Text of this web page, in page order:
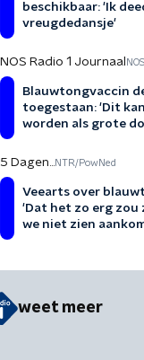
beschikbaar: 'Ik
vreugdedansje'
NOS Radio 1 Journaal NOS
Blauwtongvaccin
toegestaan: 'Dit
worden als grote
5 Dagen...NTR/PowNed
Veearts over
'Dat het zo erg zou
we niet zien
weet meer